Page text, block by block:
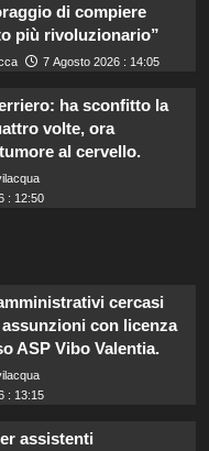
di compiere
più rivoluzionario”
7 Agosto 2026 : 14:05
ha sconfitto la
volte, ora
al cervello.
: 12:50
cercasi
con licenza
ASP Vibo Valentia.
: 13:15
assistenti